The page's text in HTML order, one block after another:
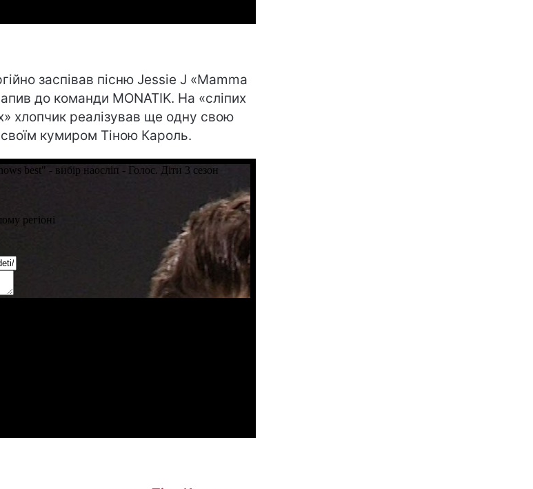
заспівав пісню Jessie J «Mamma
до команди MONATIK. На «сліпих
хлопчик реалізував ще одну свою
своїм кумиром Тіною Кароль.